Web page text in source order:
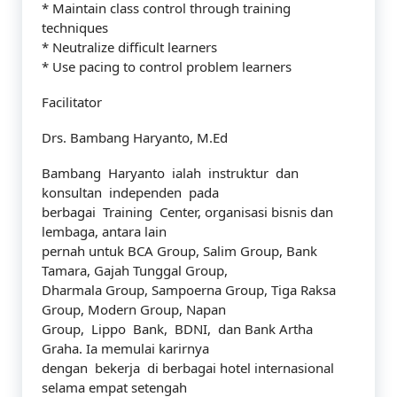
* Maintain class control through training
techniques
* Neutralize difficult learners
* Use pacing to control problem learners
Facilitator
Drs. Bambang Haryanto, M.Ed
Bambang Haryanto ialah instruktur dan
konsultan independen pada
berbagai Training Center, organisasi bisnis dan
lembaga, antara lain
pernah untuk BCA Group, Salim Group, Bank
Tamara, Gajah Tunggal Group,
Dharmala Group, Sampoerna Group, Tiga Raksa
Group, Modern Group, Napan
Group, Lippo Bank, BDNI, dan Bank Artha
Graha. Ia memulai karirnya
dengan bekerja di berbagai hotel internasional
selama empat setengah